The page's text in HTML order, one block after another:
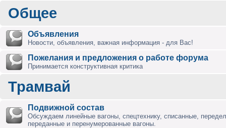
Общее
Объявления
Новости, объявления, важная информация - для Вас!
Пожелания и предложения о работе форума
Принимается конструктивная критика
Трамвай
Подвижной состав
Обсуждаем линейные вагоны, спецтехнику, списанные,
переданные и перенумерованные вагоны.